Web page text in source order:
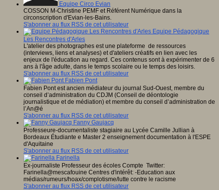
Equipe Circo Evian
COSSON M-Christine PEMF et Référent Numérique dans la
circonscription d'Evian-les-Bains.
S'abonner au flux RSS de cet utilisateur
Equipe Pédagogique
Les Rencontres d'Arles
L'atelier des photographes est une plateforme de ressources
(interviews, liens et analyses) et d'ateliers créatifs en lien avec les
enjeux de l'éducation au regard. Ces contenus sont à expérimenter de 6
ans à l'âge adulte, dans le temps scolaire ou le temps des loisirs.
S'abonner au flux RSS de cet utilisateur
Fabien Pont
Fabien Pont est ancien médiateur du journal Sud-Ouest, membre du
conseil d’administration du CDJM (Conseil de déontologie
journalistique et de médiation) et membre du conseil d’administration de
l’An@é
S'abonner au flux RSS de cet utilisateur
Fanny Gaujacq
Professeure-documentaliste stagiaire au Lycée Camille Jullian à
Bordeaux Étudiante e Master 2 enseignement documentation à l'ESPE
d'Aquitaine
S'abonner au flux RSS de cet utilisateur
Farinella
Ex-journaliste Professeur des écoles Compte Twitter:
Farinella@mescafouine Centres d'intérêt: -Education aux
médias/rumeurs/hoax/complotisme/lutte contre le racisme
S'abonner au flux RSS de cet utilisateur